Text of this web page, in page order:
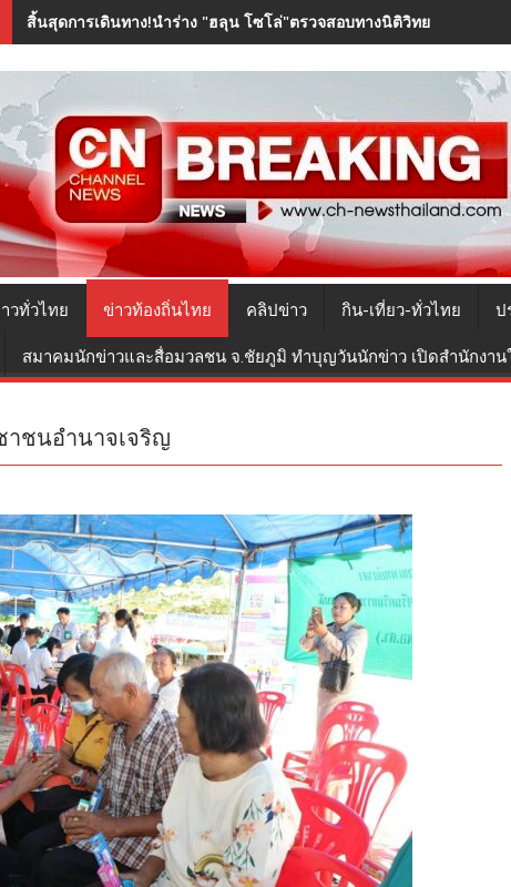
สิ้นสุดการเดินทาง!นำร่าง "ฮลุน โซโล่"ตรวจสอบทางนิติวิทยาศาสตร์ ก่อ
วทั่วไทย ข่าวท้องถิ่นไทย คลิปข่าว กิน-เที่ยว-ทั่วไทย ป
สมาคมนักข่าวและสื่อมวลชน จ.ชัยภูมิ ทำบุญวันนักข่าว เปิดสำนักงาน
าชนอำนาจเจริญ